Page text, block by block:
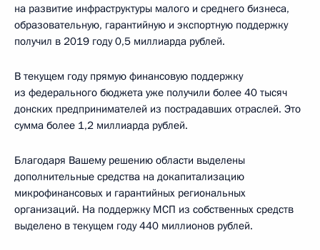
на развитие инфраструктуры малого и среднего бизнеса,
образовательную, гарантийную и экспортную поддержку
получил в 2019 году 0,5 миллиарда рублей.
В текущем году прямую финансовую поддержку
из федерального бюджета уже получили более 40 тысяч
донских предпринимателей из пострадавших отраслей. Это
сумма более 1,2 миллиарда рублей.
Благодаря Вашему решению области выделены
дополнительные средства на докапитализацию
микрофинансовых и гарантийных региональных
организаций. На поддержку МСП из собственных средств
выделено в текущем году 440 миллионов рублей.